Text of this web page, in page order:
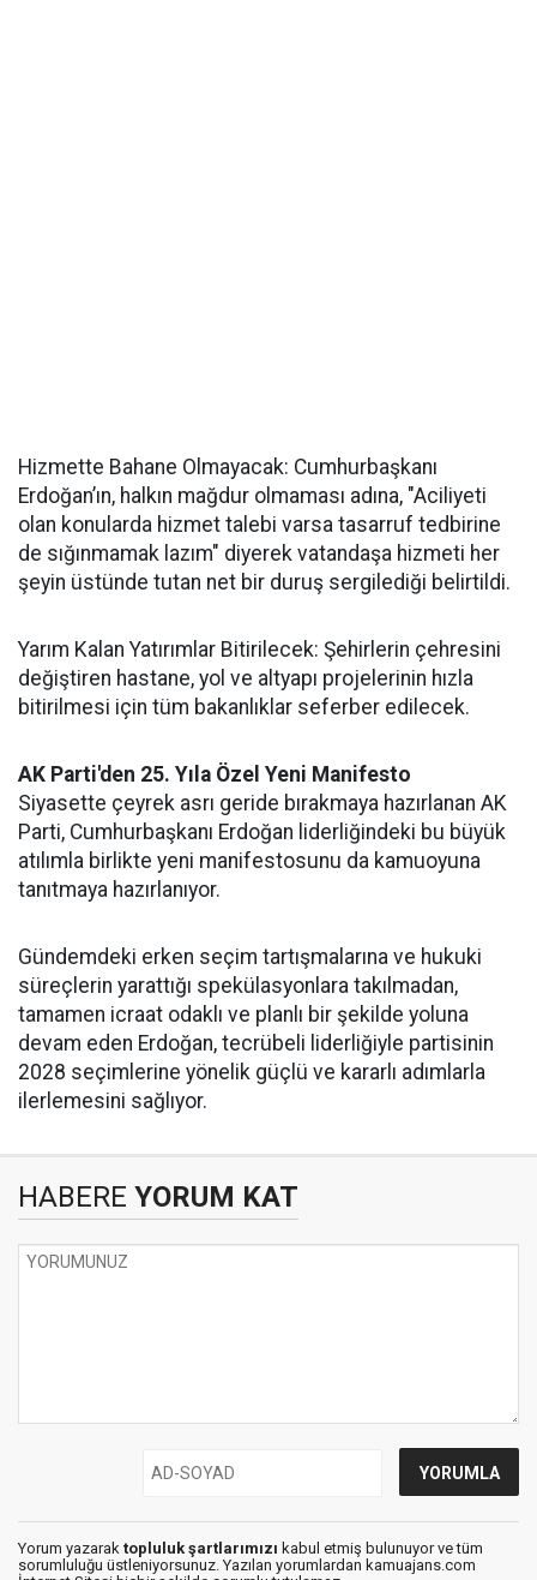
Hizmette Bahane Olmayacak: Cumhurbaşkanı
Erdoğan’ın, halkın mağdur olmaması adına, "Aciliyeti
olan konularda hizmet talebi varsa tasarruf tedbirine
de sığınmamak lazım" diyerek vatandaşa hizmeti her
şeyin üstünde tutan net bir duruş sergilediği belirtildi.
Yarım Kalan Yatırımlar Bitirilecek: Şehirlerin çehresini
değiştiren hastane, yol ve altyapı projelerinin hızla
bitirilmesi için tüm bakanlıklar seferber edilecek.
AK Parti'den 25. Yıla Özel Yeni Manifesto
Siyasette çeyrek asrı geride bırakmaya hazırlanan AK
Parti, Cumhurbaşkanı Erdoğan liderliğindeki bu büyük
atılımla birlikte yeni manifestosunu da kamuoyuna
tanıtmaya hazırlanıyor.
Gündemdeki erken seçim tartışmalarına ve hukuki
süreçlerin yarattığı spekülasyonlara takılmadan,
tamamen icraat odaklı ve planlı bir şekilde yoluna
devam eden Erdoğan, tecrübeli liderliğiyle partisinin
2028 seçimlerine yönelik güçlü ve kararlı adımlarla
ilerlemesini sağlıyor.
HABERE YORUM KAT
Yorum yazarak topluluk şartlarımızı kabul etmiş bulunuyor ve tüm
sorumluluğu üstleniyorsunuz. Yazılan yorumlardan kamuajans.com